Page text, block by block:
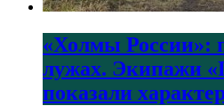
«Холмы России»:
лужах. Экипажи
показали